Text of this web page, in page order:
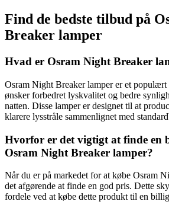
Find de bedste tilbud på
Breaker lamper
Hvad er Osram Night Breaker
Osram Night Breaker lamper er et
ønsker forbedret lyskvalitet og bedre
natten. Disse lamper er designet til at
klarere lysstråle sammenlignet med
Hvorfor er det vigtigt at finde en
Osram Night Breaker lamper?
Når du er på markedet for at købe Osram
det afgørende at finde en god pris. Dette
fordele ved at købe dette produkt til en